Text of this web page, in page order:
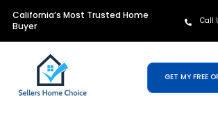
California’s Most Trusted Home
Buyer
Call
GET MY FREE